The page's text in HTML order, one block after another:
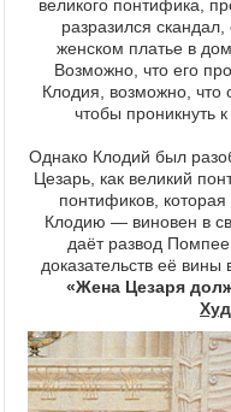
великого понтифика,
разразился
женском платье в
Возможно, что его
Клодия, возможно, что
чтобы проникнуть
Однако Клодий был
Цезарь, как великий
понтификов,
Клодию — виновен в
даёт развод
доказательств её
«Жена Цезаря